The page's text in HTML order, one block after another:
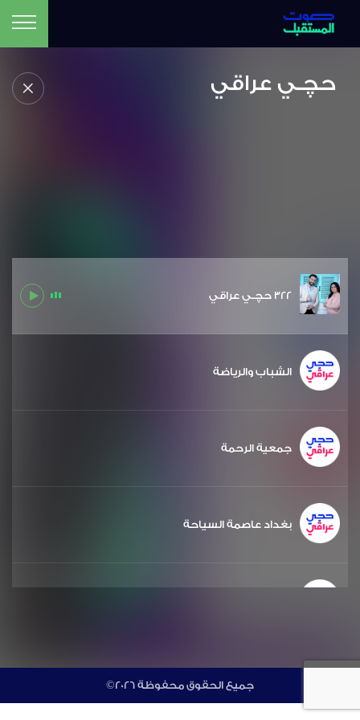
حچـي عراقي
322 حچـي عراقي
الشباب والرياضة
جمعية الرحمة
بغداد عاصمة السياحة
©جميع الحقوق محفوظة 2026